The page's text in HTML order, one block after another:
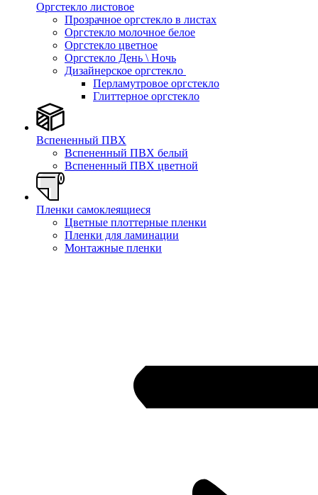
Оргстекло листовое
Прозрачное оргстекло в листах
Оргстекло молочное белое
Оргстекло цветное
Оргстекло День \ Ночь
Дизайнерское оргстекло
Перламутровое оргстекло
Глиттерное оргстекло
Вспененный ПВХ
Вспененный ПВХ белый
Вспененный ПВХ цветной
Пленки самоклеящиеся
Цветные плоттерные пленки
Пленки для ламинации
Монтажные пленки